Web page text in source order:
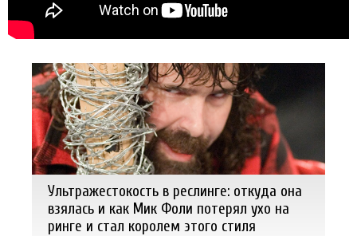
Ультражестокость в реслинге: откуда она
взялась и как Мик Фоли потерял ухо на
ринге и стал королем этого стиля